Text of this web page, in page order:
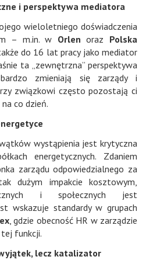
i perspektywa mediatora
wieloletniego doświadczenia
– m.in. w Orlen oraz Polska
do 16 lat pracy jako mediator
ta „zewnętrzna” perspektywa
zmieniają się zarządy i
związkowi często pozostają ci
co dzień.
wystąpienia jest krytyczna
energetycznych. Zdaniem
zarządu odpowiedzialnego za
dużym impakcie kosztowym,
i społecznych jest
wskazuje standardy w grupach
, gdzie obecność HR w zarządzie
tej funkcji.
lecz katalizator